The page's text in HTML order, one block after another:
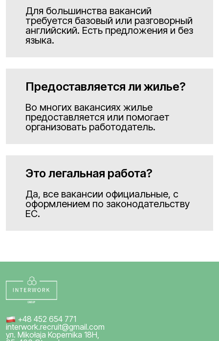
Для большинства вакансий
требуется базовый или разговорный
английский. Есть предложения и без
языка.
Предоставляется ли жилье?
Во многих вакансиях жилье
предоставляется или помогает
организовать работодатель.
Это легальная работа?
Да, все вакансии официальные, с
оформлением по законодательству
ЕС.
+48 452 654 771
interwork.recruit@gmail.com
ул. Mikołaja Kopernika 18H,